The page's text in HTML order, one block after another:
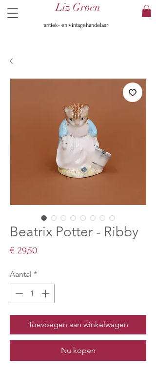
Liz Groen
antiek- en vintagehandelaar
Beatrix Potter - Ribby
€ 29,50
Aantal *
Toevoegen aan winkelwagen
Nu kopen